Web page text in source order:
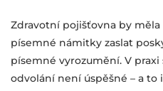
Zdravotní pojišťovna by
písemné námitky zaslat
písemné vyrozumění. V praxi
odvolání není úspěšné – a to